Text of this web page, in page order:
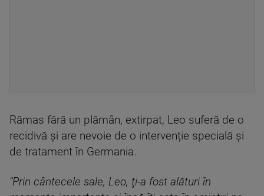
Rămas fără un plămân, extirpat, Leo suferă de o
recidivă și are nevoie de o intervenție specială și
de tratament în Germania.
"Prin cântecele sale, Leo, ţi-a fost alături în